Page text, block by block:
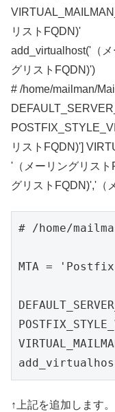
リストFQDN)'
add_virtualhost('（
グリストFQDN)')
# /home/mailman/
リストFQDN)']
'（メーリングリス
グリストFQDN)','（
# /home/
MTA =
↑上記を追加します。